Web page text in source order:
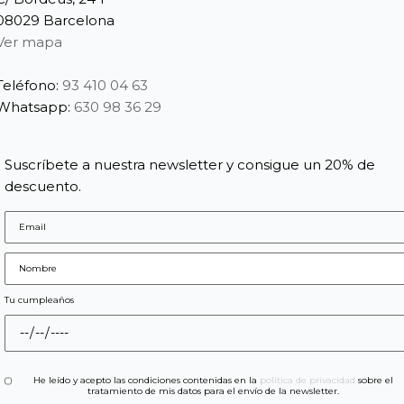
Barcelona
mapa
93 410 04 63
630 98 36 29
Suscríbete a nuestra newsletter y consigue un 20% de
descuento.
Tu cumpleaños
He leído y acepto las condiciones contenidas en la política de privacidad sobre el
tratamiento de mis datos para el envío de la newsletter.